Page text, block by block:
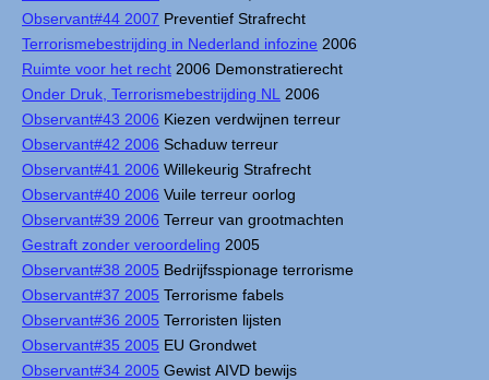
Observant#44 2007 Preventief Strafrecht
Terrorismebestrijding in Nederland infozine 2006
Ruimte voor het recht 2006 Demonstratierecht
Onder Druk, Terrorismebestrijding NL
2006
Observant#43 2006 Kiezen verdwijnen terreur
Observant#42 2006 Schaduw terreur
Observant#41 2006 Willekeurig Strafrecht
Observant#40 2006 Vuile terreur oorlog
Observant#39 2006 Terreur van grootmachten
Gestraft zonder veroordeling 2005
Observant#38 2005 Bedrijfsspionage terrorisme
Observant#37 2005 Terrorisme fabels
Observant#36 2005 Terroristen lijsten
Observant#35 2005 EU Grondwet
Observant#34 2005 Gewist AIVD bewijs